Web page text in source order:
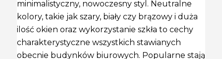
minimalistyczny, nowoczesny styl. Neutralne
kolory, takie jak szary, biały czy brązowy i duża
ilość okien oraz wykorzystanie szkła to cechy
charakterystyczne wszystkich stawianych
obecnie budynków biurowych. Popularne stają